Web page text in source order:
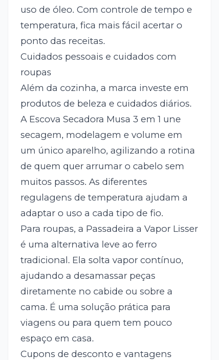
uso de óleo. Com controle de tempo e
temperatura, fica mais fácil acertar o
ponto das receitas.
Cuidados pessoais e cuidados com
roupas
Além da cozinha, a marca investe em
produtos de beleza e cuidados diários.
A Escova Secadora Musa 3 em 1 une
secagem, modelagem e volume em
um único aparelho, agilizando a rotina
de quem quer arrumar o cabelo sem
muitos passos. As diferentes
regulagens de temperatura ajudam a
adaptar o uso a cada tipo de fio.
Para roupas, a Passadeira a Vapor Lisser
é uma alternativa leve ao ferro
tradicional. Ela solta vapor contínuo,
ajudando a desamassar peças
diretamente no cabide ou sobre a
cama. É uma solução prática para
viagens ou para quem tem pouco
espaço em casa.
Cupons de desconto e vantagens